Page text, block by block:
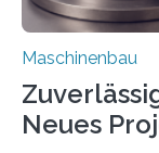
Maschinenbau
Neues